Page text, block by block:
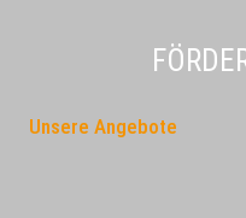
Unsere Angebote